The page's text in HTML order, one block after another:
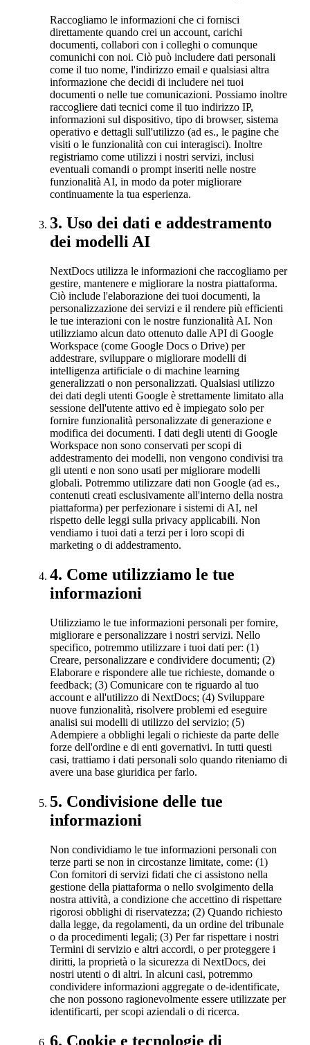
Raccogliamo le informazioni che ci fornisci
direttamente quando crei un account, carichi
documenti, collabori con i colleghi o comunque
comunichi con noi. Ciò può includere dati personali
come il tuo nome, l'indirizzo email e qualsiasi altra
informazione che decidi di includere nei tuoi
documenti o nelle tue comunicazioni. Possiamo inoltre
raccogliere dati tecnici come il tuo indirizzo IP,
informazioni sul dispositivo, tipo di browser, sistema
operativo e dettagli sull'utilizzo (ad es., le pagine che
visiti o le funzionalità con cui interagisci). Inoltre
registriamo come utilizzi i nostri servizi, inclusi
eventuali comandi o prompt inseriti nelle nostre
funzionalità AI, in modo da poter migliorare
continuamente la tua esperienza.
3. Uso dei dati e addestramento
dei modelli AI
NextDocs utilizza le informazioni che raccogliamo per
gestire, mantenere e migliorare la nostra piattaforma.
Ciò include l'elaborazione dei tuoi documenti, la
personalizzazione dei servizi e il rendere più efficienti
le tue interazioni con le nostre funzionalità AI. Non
utilizziamo alcun dato ottenuto dalle API di Google
Workspace (come Google Docs o Drive) per
addestrare, sviluppare o migliorare modelli di
intelligenza artificiale o di machine learning
generalizzati o non personalizzati. Qualsiasi utilizzo
dei dati degli utenti Google è strettamente limitato alla
sessione dell'utente attivo ed è impiegato solo per
fornire funzionalità personalizzate di generazione e
modifica dei documenti. I dati degli utenti di Google
Workspace non sono conservati per scopi di
addestramento dei modelli, non vengono condivisi tra
gli utenti e non sono usati per migliorare modelli
globali. Potremmo utilizzare dati non Google (ad es.,
contenuti creati esclusivamente all'interno della nostra
piattaforma) per perfezionare i sistemi di AI, nel
rispetto delle leggi sulla privacy applicabili. Non
vendiamo i tuoi dati a terzi per i loro scopi di
marketing o di addestramento.
4. Come utilizziamo le tue
informazioni
Utilizziamo le tue informazioni personali per fornire,
migliorare e personalizzare i nostri servizi. Nello
specifico, potremmo utilizzare i tuoi dati per: (1)
Creare, personalizzare e condividere documenti; (2)
Elaborare e rispondere alle tue richieste, domande o
feedback; (3) Comunicare con te riguardo al tuo
account e all'utilizzo di NextDocs; (4) Sviluppare
nuove funzionalità, risolvere problemi ed eseguire
analisi sui modelli di utilizzo del servizio; (5)
Adempiere a obblighi legali o richieste da parte delle
forze dell'ordine e di enti governativi. In tutti questi
casi, trattiamo i dati personali solo quando riteniamo di
avere una base giuridica per farlo.
5. Condivisione delle tue
informazioni
Non condividiamo le tue informazioni personali con
terze parti se non in circostanze limitate, come: (1)
Con fornitori di servizi fidati che ci assistono nella
gestione della piattaforma o nello svolgimento della
nostra attività, a condizione che accettino di rispettare
rigorosi obblighi di riservatezza; (2) Quando richiesto
dalla legge, da regolamenti, da un ordine del tribunale
o da procedimenti legali; (3) Per far rispettare i nostri
Termini di servizio e altri accordi, o per proteggere i
diritti, la proprietà o la sicurezza di NextDocs, dei
nostri utenti o di altri. In alcuni casi, potremmo
condividere informazioni aggregate o de-identificate,
che non possono ragionevolmente essere utilizzate per
identificarti, per scopi aziendali o di ricerca.
6. Cookie e tecnologie di